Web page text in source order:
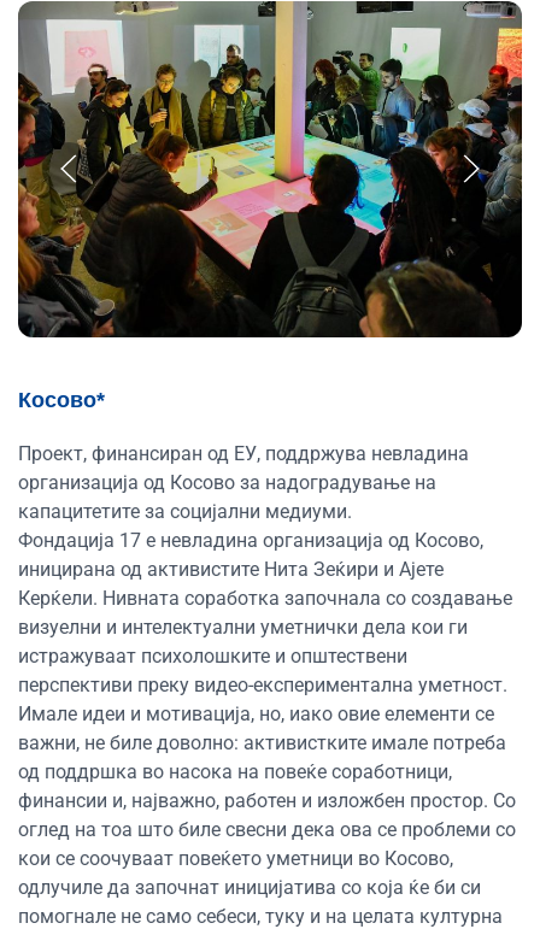
Косово*
Проект, финансиран од ЕУ, поддржува невладина
организација од Косово за надоградување на
капацитетите за социјални медиуми.
Фондација 17 е невладина организација од Косово,
иницирана од активистите Нита Зеќири и Ајете
Керќели. Нивната соработка започнала со создавање
визуелни и интелектуални уметнички дела кои ги
истражуваат психолошките и општествени
перспективи преку видео-експериментална уметност.
Имале идеи и мотивација, но, иако овие елементи се
важни, не биле доволно: активистките имале потреба
од поддршка во насока на повеќе соработници,
финансии и, најважно, работен и изложбен простор. Со
оглед на тоа што биле свесни дека ова се проблеми со
кои се соочуваат повеќето уметници во Косово,
одлучиле да започнат иницијатива со која ќе би си
помогнале не само себеси, туку и на целата културна